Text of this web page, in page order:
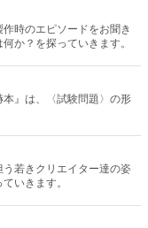
時のエピソードをお聞き
か？を探っていきます。
』は、〈試験問題〉の形
若きクリエイター達の姿
いきます。